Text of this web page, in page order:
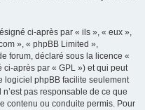
ci-après par « ils », « eux »,
», « phpBB Limited »,
forum, déclaré sous la licence «
ci-après par « GPL ») et qui peut
logiciel phpBB facilite seulement
pas responsable de ce que
contenu ou conduite permis. Pour